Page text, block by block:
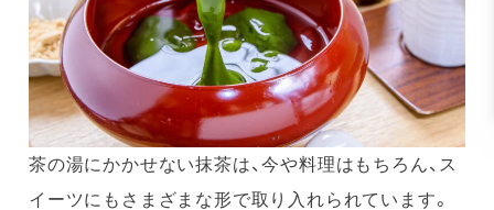
茶の湯にかかせない抹茶は、今や料理はもちろん、ス
イーツにもさまざまな形で取り入れられています。